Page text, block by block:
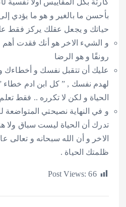
ما بالغير و هو ما يؤدي إلى شعورك
و يجعل عقلك يركز فقط على
الاخر هو أنك فقدت أهم ما يعطي
و هو الرضا
أن تتقبل نفسك و أخطاءك و تسعى
, ” كل ابن ادم خطاء ” فالخطأ
و لكن لا تكرره .. فقط تعلم منه .
نصيحتي المتواضعة لك عزيزي
الحياة ليست سباق ولا هناك
و أن الله سبحانه و تعالى عادل لا
الحياة .
Post Views: